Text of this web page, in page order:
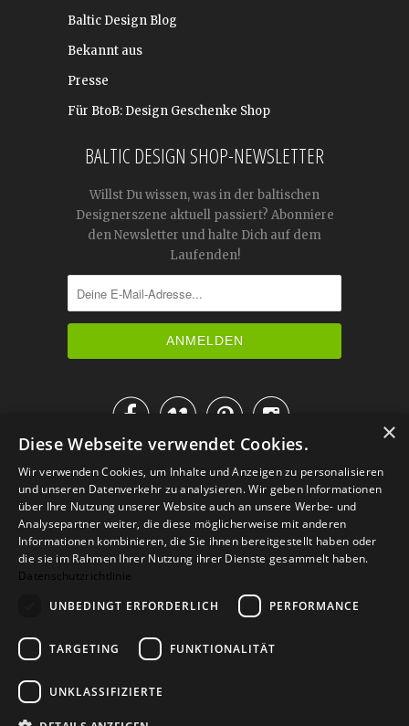
Baltic Design Blog
Bekannt aus
Presse
Für BtoB: Design Geschenke Shop
BALTIC DESIGN SHOP-NEWSLETTER
Willst Du wissen, was in der baltischen
Designerszene aktuell passiert? Abonniere
den Newsletter und halte Dich auf dem
Laufenden!

IM KATALOG BLÄTTERN
Versand Zahlarten
Retoure
Widerrufsformular
×
Diese Webseite verwendet Cookies.
Wir verwenden Cookies, um Inhalte und Anzeigen zu personalisieren
und unseren Datenverkehr zu analysieren. Wir geben Informationen
über Ihre Nutzung unserer Website auch an unsere Werbe- und
Analysepartner weiter, die diese möglicherweise mit anderen
Informationen kombinieren, die Sie ihnen bereitgestellt haben oder
die sie im Rahmen Ihrer Nutzung ihrer Dienste gesammelt haben.
Datenschutzrichtlinie
UNBEDINGT ERFORDERLICH
PERFORMANCE
TARGETING FUNKTIONALITÄT
UNKLASSIFIZIERTE